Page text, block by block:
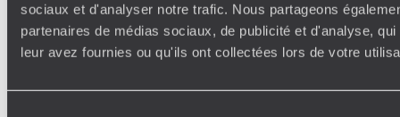
sociaux et d'analyser notre trafic. Nous partageons
partenaires de médias sociaux, de publicité et d'analyse,
leur avez fournies ou qu'ils ont collectées lors de votre